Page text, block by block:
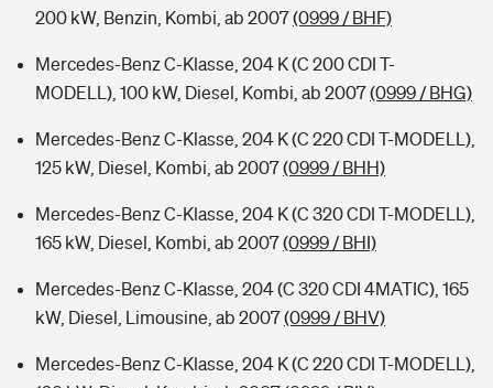
200 kW, Benzin, Kombi, ab 2007(0999 / BHF)
Mercedes-Benz C-Klasse, 204 K (C 200 CDI T-
MODELL), 100 kW, Diesel, Kombi, ab 2007(0999 / BHG)
Mercedes-Benz C-Klasse, 204 K (C 220 CDI T-MODELL),
125 kW, Diesel, Kombi, ab 2007(0999 / BHH)
Mercedes-Benz C-Klasse, 204 K (C 320 CDI T-MODELL),
165 kW, Diesel, Kombi, ab 2007(0999 / BHI)
Mercedes-Benz C-Klasse, 204 (C 320 CDI 4MATIC), 165
kW, Diesel, Limousine, ab 2007(0999 / BHV)
Mercedes-Benz C-Klasse, 204 K (C 220 CDI T-MODELL),